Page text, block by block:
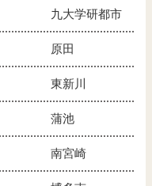
九大学研都市
原田
東新川
蒲池
南宮崎